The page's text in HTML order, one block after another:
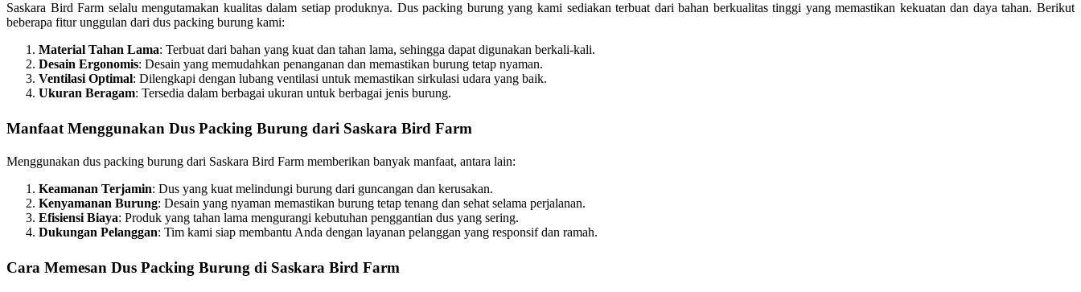
Saskara Bird Farm selalu mengutamakan kualitas dalam setiap produknya. Dus packing burung yang kami sediakan terbuat dari bahan berkualitas tinggi yang memastikan kekuatan dan daya tahan. Berikut
beberapa fitur unggulan dari dus packing burung kami:
Material Tahan Lama: Terbuat dari bahan yang kuat dan tahan lama, sehingga dapat digunakan berkali-kali.
Desain Ergonomis: Desain yang memudahkan penanganan dan memastikan burung tetap nyaman.
Ventilasi Optimal: Dilengkapi dengan lubang ventilasi untuk memastikan sirkulasi udara yang baik.
Ukuran Beragam: Tersedia dalam berbagai ukuran untuk berbagai jenis burung.
Manfaat Menggunakan Dus Packing Burung dari Saskara Bird Farm
Menggunakan dus packing burung dari Saskara Bird Farm memberikan banyak manfaat, antara lain:
Keamanan Terjamin: Dus yang kuat melindungi burung dari guncangan dan kerusakan.
Kenyamanan Burung: Desain yang nyaman memastikan burung tetap tenang dan sehat selama perjalanan.
Efisiensi Biaya: Produk yang tahan lama mengurangi kebutuhan penggantian dus yang sering.
Dukungan Pelanggan: Tim kami siap membantu Anda dengan layanan pelanggan yang responsif dan ramah.
Cara Memesan Dus Packing Burung di Saskara Bird Farm